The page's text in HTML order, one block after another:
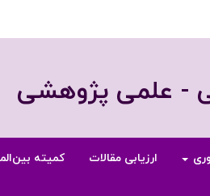
- علمی پژوهشی
ارزیابی مقالات کمیته